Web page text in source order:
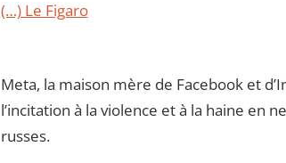
(…) Le Figaro
Meta, la maison mère de Facebook et
l’incitation à la violence et à la haine en
russes.